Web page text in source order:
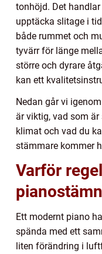
tonhöjd. Det
upptäcka slitage i
både rummet och
tyvärr för länge
större och dyrare
kan ett
Nedan går vi
är viktig, vad som
klimat och vad du
stämmare kommer
Varför
Ett modernt piano
spända med ett
liten förändring i